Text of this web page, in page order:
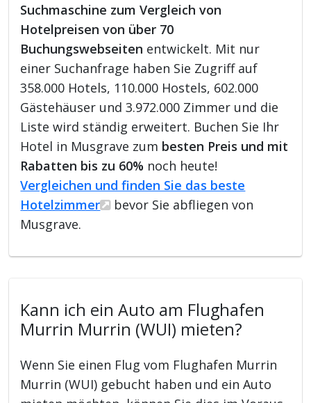
Suchmaschine zum Vergleich von
Hotelpreisen von über 70
Buchungswebseiten entwickelt. Mit nur
einer Suchanfrage haben Sie Zugriff auf
358.000 Hotels, 110.000 Hostels, 602.000
Gästehäuser und 3.972.000 Zimmer und die
Liste wird ständig erweitert. Buchen Sie Ihr
Hotel in Musgrave zum besten Preis und mit
Rabatten bis zu 60% noch heute!
Vergleichen und finden Sie das beste
Hotelzimmer
bevor Sie abfliegen von
Musgrave.
Kann ich ein Auto am Flughafen
Murrin Murrin (WUI) mieten?
Wenn Sie einen Flug vom Flughafen Murrin
Murrin (WUI) gebucht haben und ein Auto